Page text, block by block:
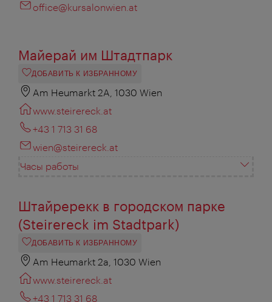
office@kursalonwien.at
Майерай им Штадтпарк
ДОБАВИТЬ К ИЗБРАННОМУ
Am Heumarkt 2A, 1030 Wien
www.steirereck.at
+43 1 713 31 68‎
wien@steirereck.at
Часы работы
Штайререкк в городском парке
(Steirereck im Stadtpark)
ДОБАВИТЬ К ИЗБРАННОМУ
Am Heumarkt 2a, 1030 Wien
www.steirereck.at
+43 1 713 31 68